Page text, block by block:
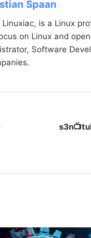
Spaan
is a Linux
on Linux and
Software